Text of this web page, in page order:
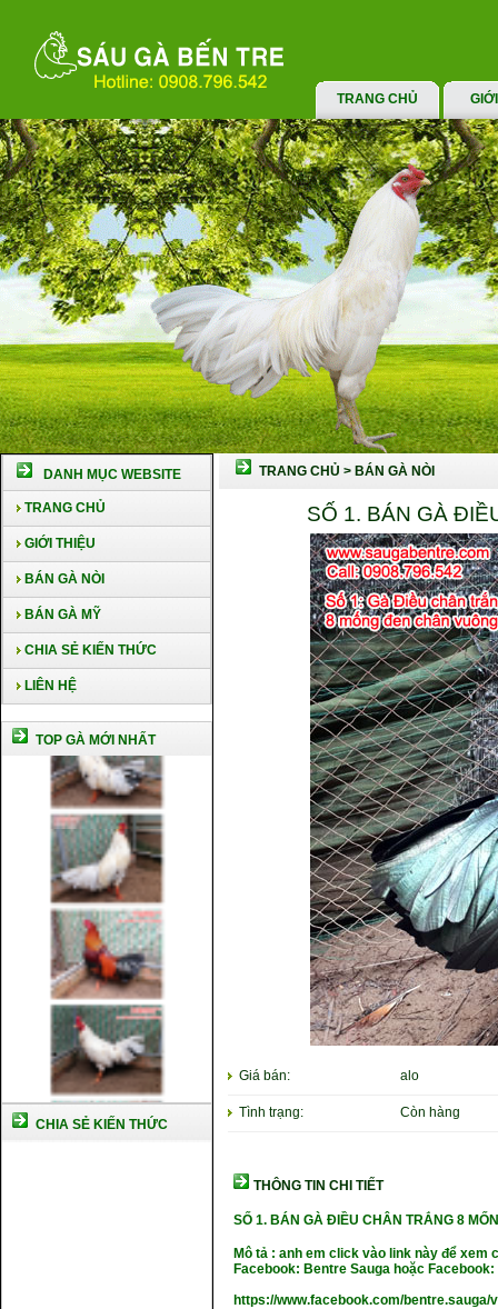
TRANG CHỦ
DANH MỤC WEBSITE
TRANG CHỦ
GIỚI THIỆU
BÁN GÀ NÒI
BÁN GÀ MỸ
CHIA SẺ KIẾN THỨC
LIÊN HỆ
TOP GÀ MỚI NHẤT
CHIA SẺ KIẾN THỨC
TRANG CHỦ > BÁN GÀ NÒI
SỐ 1. BÁN GÀ
Giá bán: alo
Tình trạng: Còn hàng
THÔNG TIN CHI TIẾT
SỐ 1. BÁN GÀ ĐIỀU CHÂN TRẮNG 8
Mô tả : anh em click vào link này để
Facebook: Bentre Sauga hoặc Facebook:
https://www.facebook.com/bentre.sauga/